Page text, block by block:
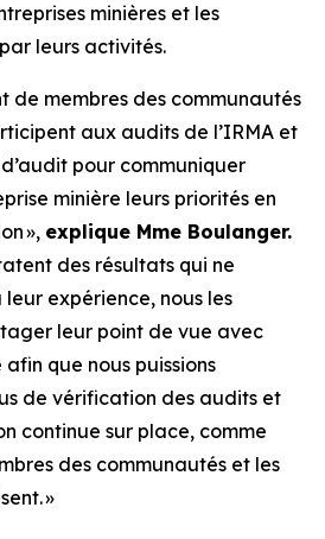
minières et les
leurs activités.
de membres des communautés
aux audits de l’IRMA et
pour communiquer
minière leurs priorités en
», explique Mme Boulanger.
des résultats qui ne
expérience, nous les
leur point de vue avec
afin que nous puissions
de vérification des audits et
continue sur place, comme
des communautés et les
»